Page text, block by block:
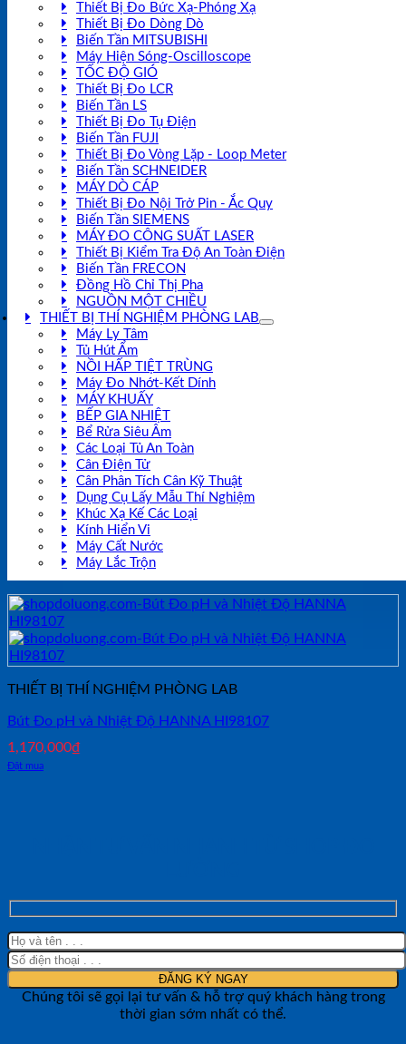
Thiết Bị Đo Bức Xạ-Phóng Xạ
Thiết Bị Đo Dòng Dò
Biến Tần MITSUBISHI
Máy Hiện Sóng-Oscilloscope
TỐC ĐỘ GIÓ
Thiết Bị Đo LCR
Biến Tần LS
Thiết Bị Đo Tụ Điện
Biến Tần FUJI
Thiết Bị Đo Vòng Lặp - Loop Meter
Biến Tần SCHNEIDER
MÁY DÒ CÁP
Thiết Bị Đo Nội Trở Pin - Ắc Quy
Biến Tần SIEMENS
MÁY ĐO CÔNG SUẤT LASER
Thiết Bị Kiểm Tra Độ An Toàn Điện
Biến Tần FRECON
Đồng Hồ Chỉ Thị Pha
NGUỒN MỘT CHIỀU
THIẾT BỊ THÍ NGHIỆM PHÒNG LAB
Máy Ly Tâm
Tủ Hút Ẩm
NỒI HẤP TIỆT TRÙNG
Máy Đo Nhớt-Kết Dính
MÁY KHUẤY
BẾP GIA NHIỆT
Bể Rửa Siêu Âm
Các Loại Tủ An Toàn
Cân Điện Tử
Cân Phân Tích Cân Kỹ Thuật
Dụng Cụ Lấy Mẫu Thí Nghiệm
Khúc Xạ Kế Các Loại
Kính Hiển Vi
Máy Cất Nước
Máy Lắc Trộn
THIẾT BỊ THÍ NGHIỆM PHÒNG LAB
Bút Đo pH và Nhiệt Độ HANNA HI98107
1,170,000₫
Đặt mua
Chúng tôi sẽ gọi lại tư vấn & hỗ trợ quý khách hàng trong
thời gian sớm nhất có thể.